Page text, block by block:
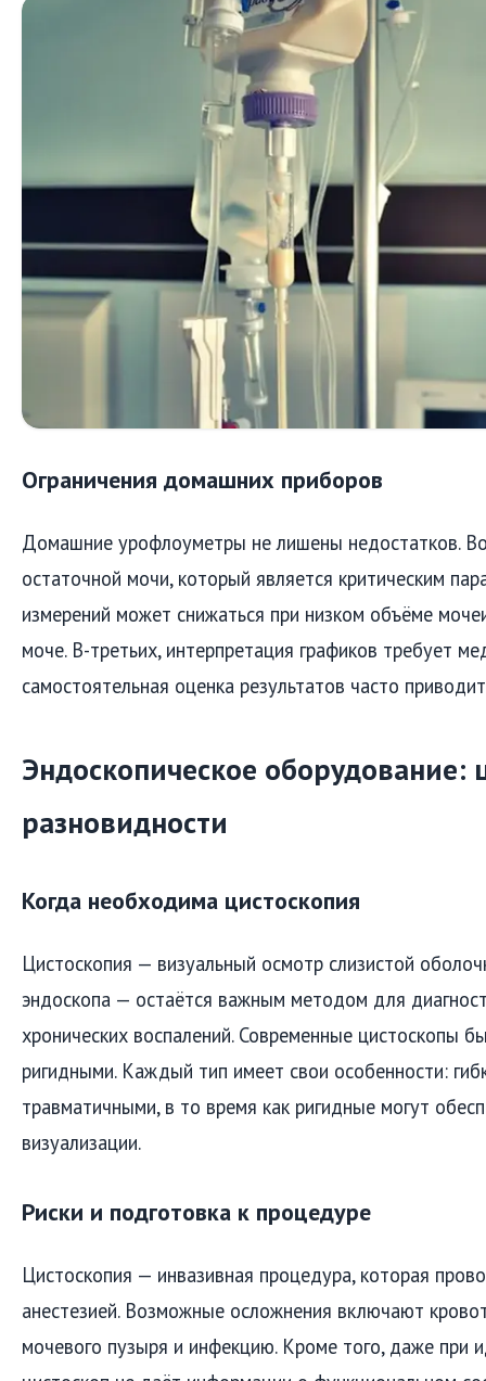
Ограничения домашних приборов
Домашние урофлоуметры не лишены недостатков.
остаточной мочи, который является критическим
измерений может снижаться при низком объёме
моче. В-третьих, интерпретация графиков требует
самостоятельная оценка результатов часто
Эндоскопическое оборудование:
разновидности
Когда необходима цистоскопия
Цистоскопия — визуальный осмотр слизистой
эндоскопа — остаётся важным методом для
хронических воспалений. Современные цистоскопы
ригидными. Каждый тип имеет свои особенности:
травматичными, в то время как ригидные могут
визуализации.
Риски и подготовка к процедуре
Цистоскопия — инвазивная процедура, которая
анестезией. Возможные осложнения включают
мочевого пузыря и инфекцию. Кроме того, даже при